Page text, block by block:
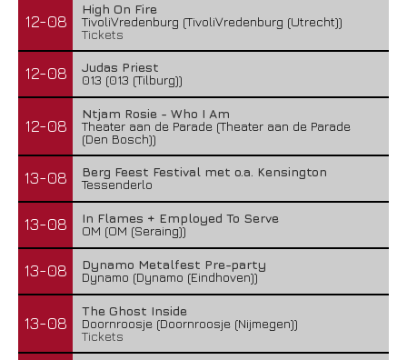
12-08
High On Fire
TivoliVredenburg (TivoliVredenburg (Utrecht))
Tickets
12-08
Judas Priest
013 (013 (Tilburg))
12-08
Ntjam Rosie - Who I Am
Theater aan de Parade (Theater aan de Parade
(Den Bosch))
13-08
Berg Feest Festival met o.a. Kensington
Tessenderlo
13-08
In Flames + Employed To Serve
OM (OM (Seraing))
13-08
Dynamo Metalfest Pre-party
Dynamo (Dynamo (Eindhoven))
13-08
The Ghost Inside
Doornroosje (Doornroosje (Nijmegen))
Tickets